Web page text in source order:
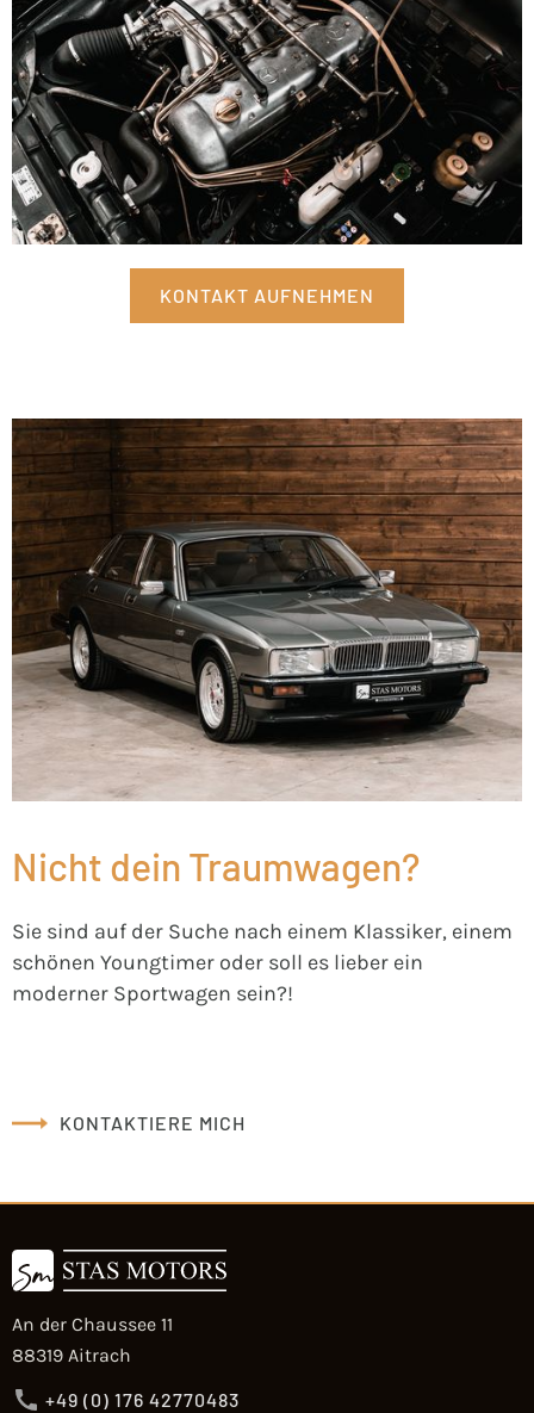
KONTAKT AUFNEHMEN
Nicht dein Traumwagen?
Sie sind auf der Suche nach einem Klassiker, einem
schönen Youngtimer oder soll es lieber ein
moderner Sportwagen sein?!
KONTAKTIERE MICH
An der Chaussee 11
88319 Aitrach
+49 (0) 176 42770483